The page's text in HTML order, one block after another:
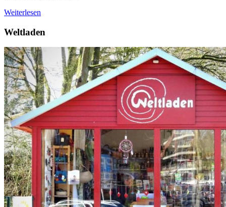
Weiterlesen
Weltladen